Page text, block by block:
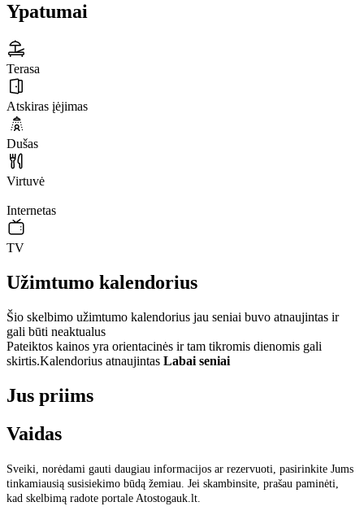
Ypatumai
Terasa
Atskiras įėjimas
Dušas
Virtuvė
Internetas
TV
Užimtumo kalendorius
Šio skelbimo užimtumo kalendorius jau seniai buvo atnaujintas ir
gali būti neaktualus
Pateiktos kainos yra orientacinės ir tam tikromis dienomis gali
skirtis.Kalendorius atnaujintas Labai seniai
Jus priims
Vaidas
Sveiki, norėdami gauti daugiau informacijos ar rezervuoti, pasirinkite Jums
tinkamiausią susisiekimo būdą žemiau. Jei skambinsite, prašau paminėti,
kad skelbimą radote portale Atostogauk.lt.